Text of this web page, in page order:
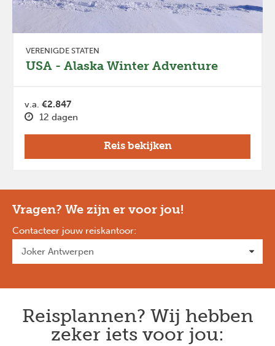
VERENIGDE STATEN
USA - Alaska Winter Adventure
v.a. €2.847
12 dagen
Reis bekijken
Vragen? We zijn er voor jou!
Contacteer jouw reiskantoor:
Reisplannen? Wij hebben
zeker iets voor jou:
Previous Next